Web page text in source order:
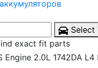
Select
exact fit parts
Engine 2.0L 1742DA L4